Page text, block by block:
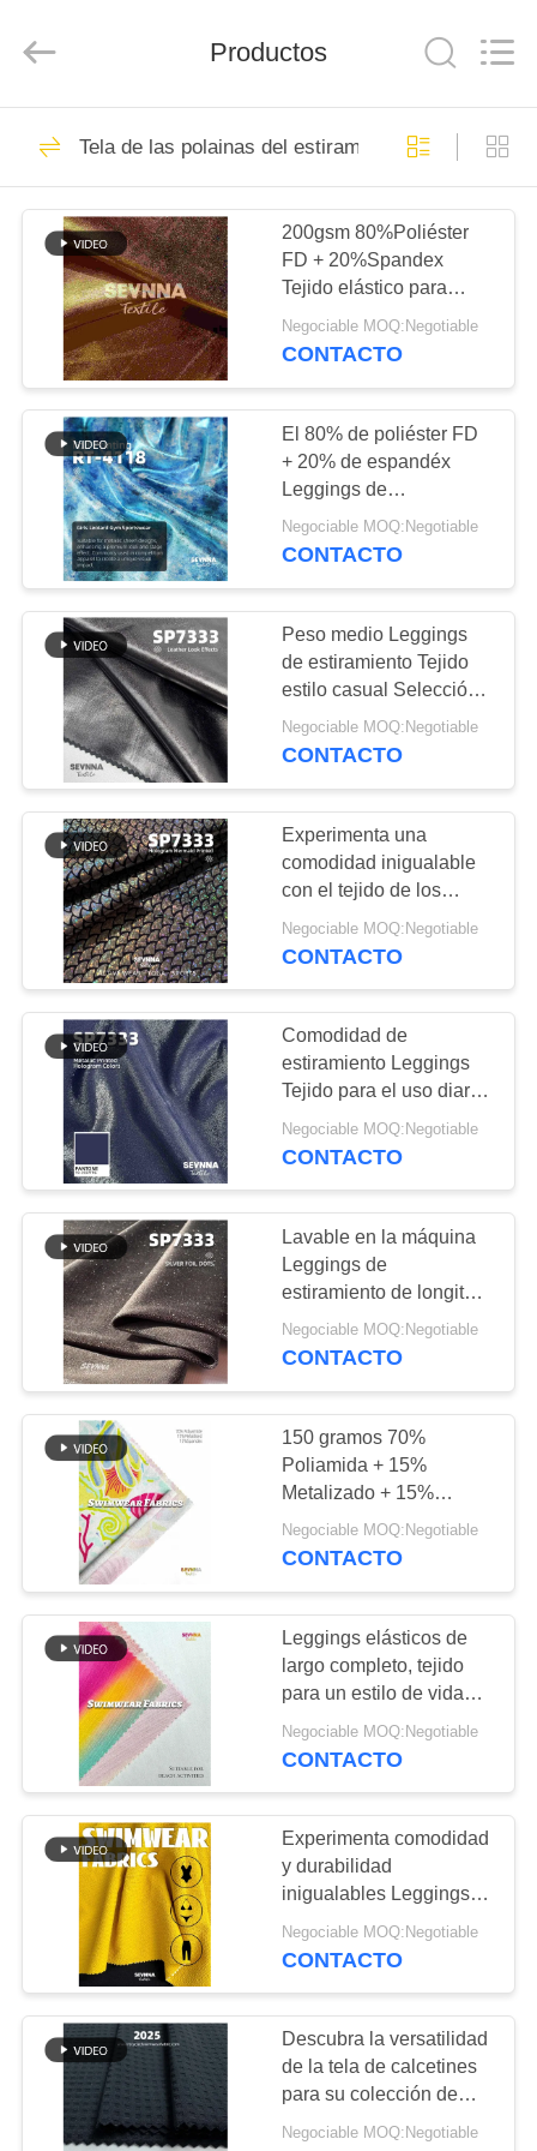
HOGAR
PRODUCTOS
SHOW
SOBRE
NOSOTROS
VIAJE
LA
FÁBRICA
CONTROL
CALIDAD
ÉNTRENOS
CONTACTO
CON
NOTICIAS
CASOS
MAPA
DEL
SITIO
PRIVACY
POLICY
SEVNNA
TEXTILE.
Tela reciclada del
traje de baño
313
Tela de nylon
reciclada
150
tejido de poliéster
reciclado
117
Tela reciclada de
Lycra
Tela de Repreve
tela amistosa del
traje de baño del
eco
105
Tela de punto del
Activewear
170
tela del desgaste de
la yoga
164
Productos
Tela de las polainas del estiramiento
200gsm 80%Poliéster
FD + 20%Spandex
Tejido elástico para
polainas SP7333
Negociable MOQ:Negotiable
CONTACTO
El 80% de poliéster FD
+ 20% de espandéx
Leggings de
estiramiento de tejido
SP7333
Negociable MOQ:Negotiable
CONTACTO
Peso medio Leggings
de estiramiento Tejido
estilo casual Selección
impresa sólida
Negociable MOQ:Negotiable
CONTACTO
Experimenta una
comodidad inigualable
con el tejido de los
leggings de estiramiento
para tu línea de leggings
Negociable MOQ:Negotiable
CONTACTO
Comodidad de
estiramiento Leggings
Tejido para el uso diario
estilo casual longitud
completa
Negociable MOQ:Negotiable
CONTACTO
Lavable en la máquina
Leggings de
estiramiento de longitud
completa Tejido para
Leggings Casual Estilo
Negociable MOQ:Negotiable
CONTACTO
150 gramos 70%
Poliamida + 15%
Metalizado + 15%
Spandex Leggings de
estiramiento Tejido para
Negociable MOQ:Negotiable
CONTACTO
Leggings elásticos de
largo completo, tejido
para un estilo de vida
activo y uso diario
Negociable MOQ:Negotiable
CONTACTO
Experimenta comodidad
y durabilidad
inigualables Leggings
de estiramiento de tela
113cm de ancho
Negociable MOQ:Negotiable
CONTACTO
Descubra la versatilidad
de la tela de calcetines
para su colección de
calcetines
Negociable MOQ:Negotiable